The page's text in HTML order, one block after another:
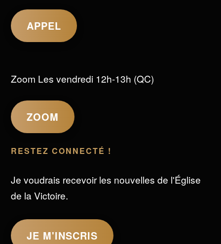
APPEL
Zoom Les vendredi 12h-13h (QC)
ZOOM
RESTEZ CONNECTÉ !
Je voudrais recevoir les nouvelles de l'Église
de la Victoire.
JE M'INSCRIS